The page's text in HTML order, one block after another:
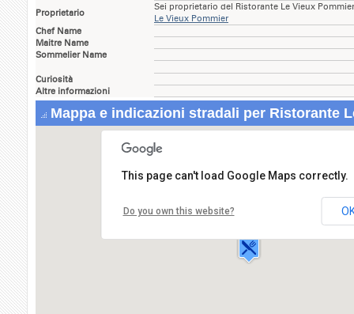
Proprietario
Sei proprietario del Ristorante Le Vieux
Le Vieux Pommier
Chef Name
Maitre Name
Sommelier Name
Curiosità
Altre informazioni
Mappa e indicazioni stradali per Ristorante
Ristorante Le Vieux Pommier
Piazzale Monte Bianco,25
11013 COURMAYEUR
This page can't load Google Maps correctly.
Do you own this website?